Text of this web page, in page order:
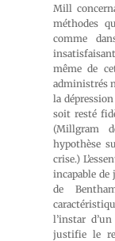
Mill
méthodes
comme
même de
administrés
la
soit resté
(Millgram
hypothèse
crise.)
incapable
de
l’instar
justifie le